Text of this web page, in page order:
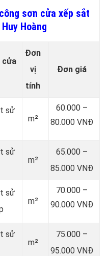
sơn cửa xếp sắt
Hoàng
cửa
Đơn
vị
tính
Đơn giá
sử
m²
60.000 –
80.000 VNĐ
sử
m²
65.000 –
85.000 VNĐ
sử
m²
70.000 –
90.000 VNĐ
sử
m²
75.000 –
95.000 VNĐ